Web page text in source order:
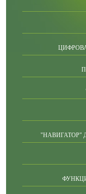
"НАВИГАТОР"